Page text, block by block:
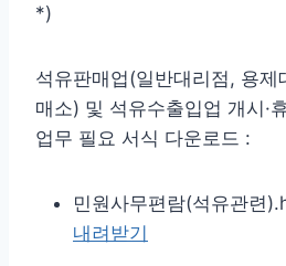
*)
석유판매업(일반대리점, 용
매소) 및 석유수출입업 개시·
업무 필요 서식 다운로드 :
민원사무편람(석유관련
내려받기